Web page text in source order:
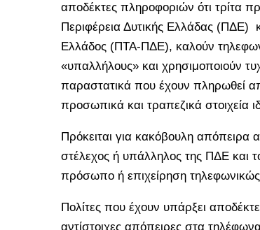
αποδέκτες πληροφοριών ότι τρίτα
Περιφέρεια Δυτικής Ελλάδας (ΠΔΕ)
Ελλάδος (ΠΤΑ-ΠΔΕ), καλούν
«υπαλλήλους» και χρησιμοποιούν
παραστατικά που έχουν πληρωθεί
προσωπικά και τραπεζικά στοιχεία
Πρόκειται για κακόβουλη απόπειρα
στέλεχος ή υπάλληλος της ΠΔΕ και
πρόσωπο ή επιχείρηση
Πολίτες που έχουν υπάρξει
αντίστοιχες απόπειρες στα